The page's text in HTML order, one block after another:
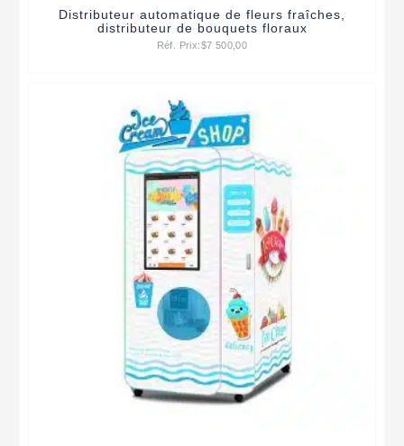
Distributeur automatique de fleurs fraîches,
distributeur de bouquets floraux
Réf. Prix:$7 500,00